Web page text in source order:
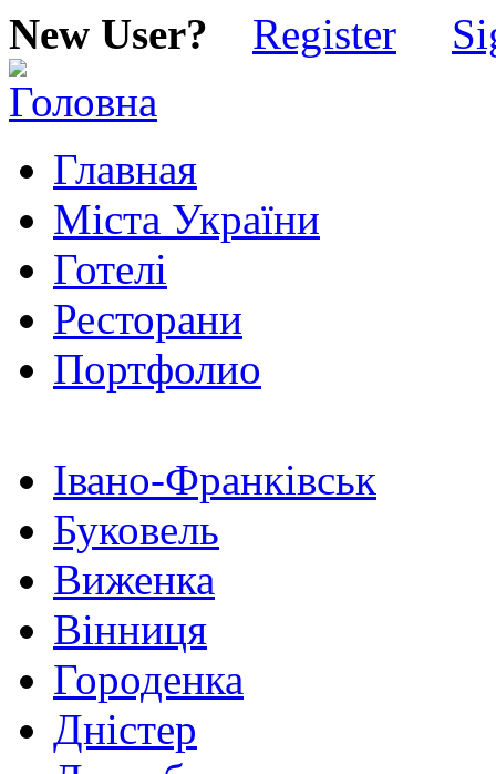
New User? Register
Главная
Міста України
Готелі
Ресторани
Портфолио
Івано-Франківськ
Буковель
Виженка
Вінниця
Городенка
Дністер